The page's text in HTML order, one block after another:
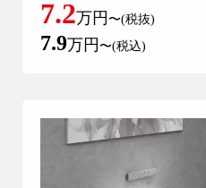
7.2万円 〜(税抜)
7.9万円 〜(税込)